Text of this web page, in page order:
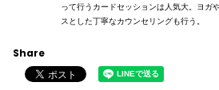
って行うカードセッションは人気大。ヨガ
スとした丁寧なカウンセリングも行う。
Share